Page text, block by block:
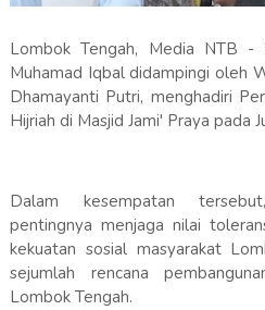
Lombok Tengah, Media NTB
Muhamad Iqbal didampingi oleh
Dhamayanti Putri, menghadiri
Hijriah di Masjid Jami' Praya pada
Dalam kesempatan
pentingnya menjaga nilai
kekuatan sosial masyarakat
sejumlah rencana
Lombok Tengah.